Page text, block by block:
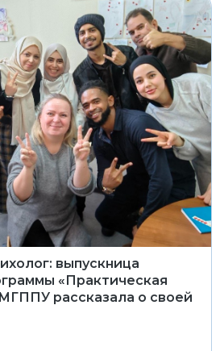
выпускница
«Практическая
рассказала о своей